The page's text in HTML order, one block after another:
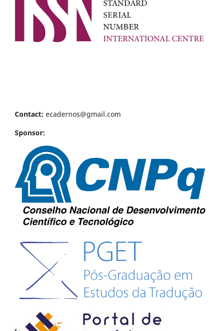
Contact: ecadernos@gmail.com
Sponsor: